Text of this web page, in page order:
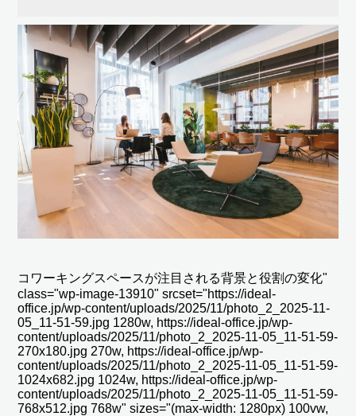
コワーキングスペースが注目される背景と役割の変化"
class="wp-image-13910" srcset="https://ideal-
office.jp/wp-content/uploads/2025/11/photo_2_2025-11-
05_11-51-59.jpg 1280w, https://ideal-office.jp/wp-
content/uploads/2025/11/photo_2_2025-11-05_11-51-59-
270x180.jpg 270w, https://ideal-office.jp/wp-
content/uploads/2025/11/photo_2_2025-11-05_11-51-59-
1024x682.jpg 1024w, https://ideal-office.jp/wp-
content/uploads/2025/11/photo_2_2025-11-05_11-51-59-
768x512.jpg 768w" sizes="(max-width: 1280px) 100vw,